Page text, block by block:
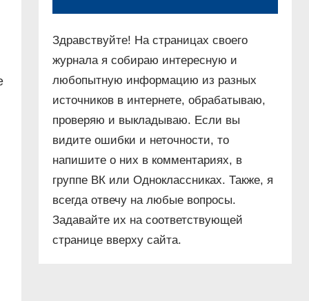
Здравствуйте! На страницах своего
журнала я собираю интересную и
любопытную информацию из разных
источников в интернете, обрабатываю,
проверяю и выкладываю. Если вы
видите ошибки и неточности, то
напишите о них в комментариях, в
группе ВК или Одноклассниках. Также, я
всегда отвечу на любые вопросы.
Задавайте их на соответствующей
странице вверху сайта.